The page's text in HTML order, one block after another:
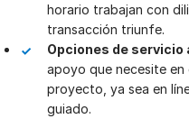
horario trabajan con
transacción triunfe.
Opciones de servicio
apoyo que necesite
proyecto, ya sea en
guiado.